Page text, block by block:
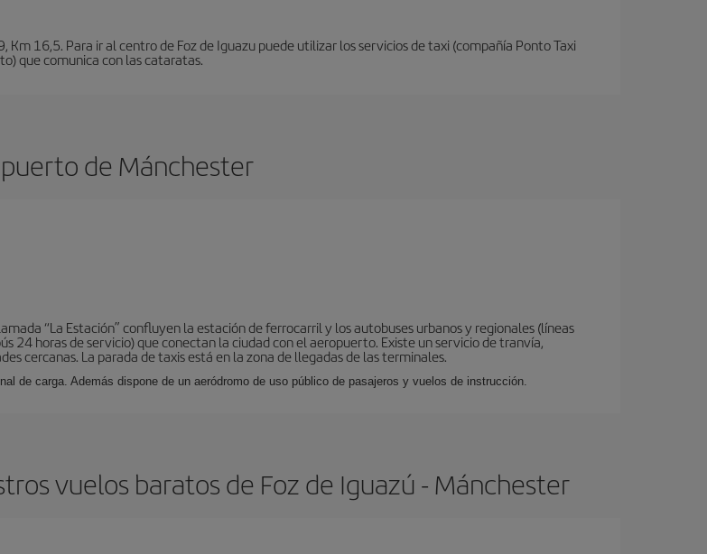
16,5. Para ir al centro de Foz de Iguazu puede utilizar los servicios de taxi (compañía Ponto Taxi
que comunica con las cataratas.
de Mánchester
“La Estación” confluyen la estación de ferrocarril y los autobuses urbanos y regionales (líneas
horas de servicio) que conectan la ciudad con el aeropuerto. Existe un servicio de tranvía,
cercanas. La parada de taxis está en la zona de llegadas de las terminales.
de carga. Además dispone de un aeródromo de uso público de pasajeros y vuelos de instrucción.
vuelos baratos de Foz de Iguazú - Mánchester